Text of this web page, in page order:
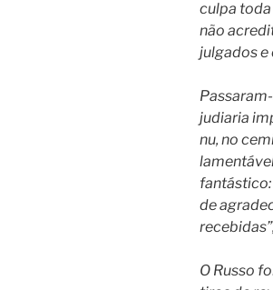
culpa
não
julgados e
judiaria
nu, no
de
O Russo